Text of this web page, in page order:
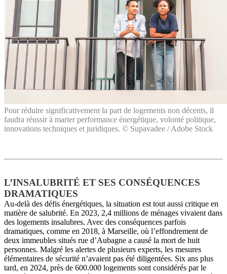
Pour réduire significativement la part de logements non décents, il
faudra réussir à marier performance énergétique, volonté politique,
innovations techniques et juridiques. © Supavadee / Adobe Stock
L’INSALUBRITÉ ET SES CONSÉQUENCES
DRAMATIQUES
Au-delà des défis énergétiques, la situation est tout aussi critique en
matière de salubrité. En 2023, 2,4 millions de ménages vivaient dans
des logements insalubres. Avec des conséquences parfois
dramatiques, comme en 2018, à Marseille, où l’effondrement de
deux immeubles situés rue d’Aubagne a causé la mort de huit
personnes. Malgré les alertes de plusieurs experts, les mesures
élémentaires de sécurité n’avaient pas été diligentées. Six ans plus
tard, en 2024, près de 600.000 logements sont considérés par le